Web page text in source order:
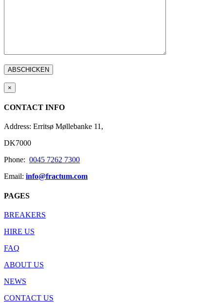
×
CONTACT INFO
Address: Erritsø Møllebanke 11,
DK7000
Phone: 0045 7262 7300
Email: info@fractum.com
PAGES
BREAKERS
HIRE US
FAQ
ABOUT US
NEWS
CONTACT US